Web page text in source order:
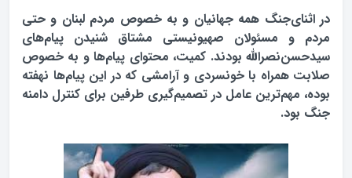
در اثنای‌جنگ همه جهانیان و به خصوص مردم لبنان و حتی
مردم و مسئولان صهیونیستی مشتاق شنیدن پیام‌های
سیدحسن‌نصرالله بودند. کمیت، محتوای پیام‌ها و به خصوص
صلابت همراه با خونسردی و آرامشی که در این پیام‌ها نهفته
بوده، مهم‌ترین عامل در تصمیم‌گیری طرفین برای کنترل دامنه
جنگ بود.